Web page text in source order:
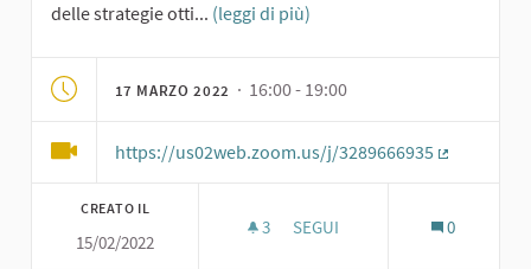
delle strategie otti... (leggi di più)
17 MARZO 2022 · 16:00 - 19:00
https://us02web.zoom.us/j/3289666935
CREATO IL
15/02/2022
3 3 SOSTENITORI
SEGUI 0